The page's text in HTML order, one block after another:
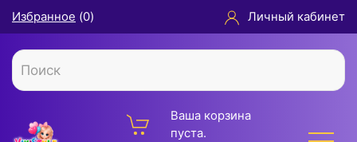
Избранное (0) Личный кабинет
Ваша корзина
пуста.